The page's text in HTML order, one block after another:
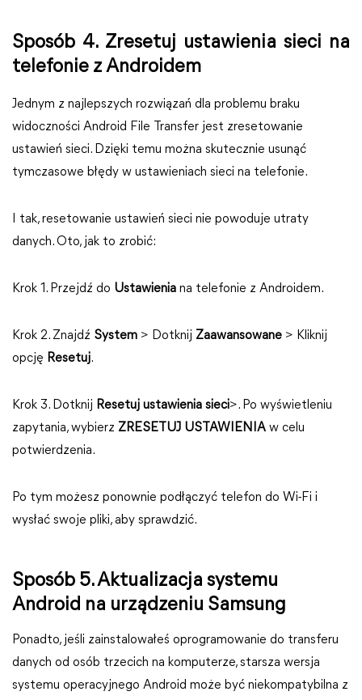
Sposób 4. Zresetuj ustawienia sieci na
telefonie z Androidem
Jednym z najlepszych rozwiązań dla problemu braku
widoczności Android File Transfer jest zresetowanie
ustawień sieci. Dzięki temu można skutecznie usunąć
tymczasowe błędy w ustawieniach sieci na telefonie.
I tak, resetowanie ustawień sieci nie powoduje utraty
danych. Oto, jak to zrobić:
Krok 1. Przejdź do Ustawienia na telefonie z Androidem.
Krok 2. Znajdź System > Dotknij Zaawansowane > Kliknij
opcję Resetuj.
Krok 3. Dotknij Resetuj ustawienia sieci>. Po wyświetleniu
zapytania, wybierz ZRESETUJ USTAWIENIA w celu
potwierdzenia.
Po tym możesz ponownie podłączyć telefon do Wi-Fi i
wysłać swoje pliki, aby sprawdzić.
Sposób 5. Aktualizacja systemu
Android na urządzeniu Samsung
Ponadto, jeśli zainstalowałeś oprogramowanie do transferu
danych od osób trzecich na komputerze, starsza wersja
systemu operacyjnego Android może być niekompatybilna z